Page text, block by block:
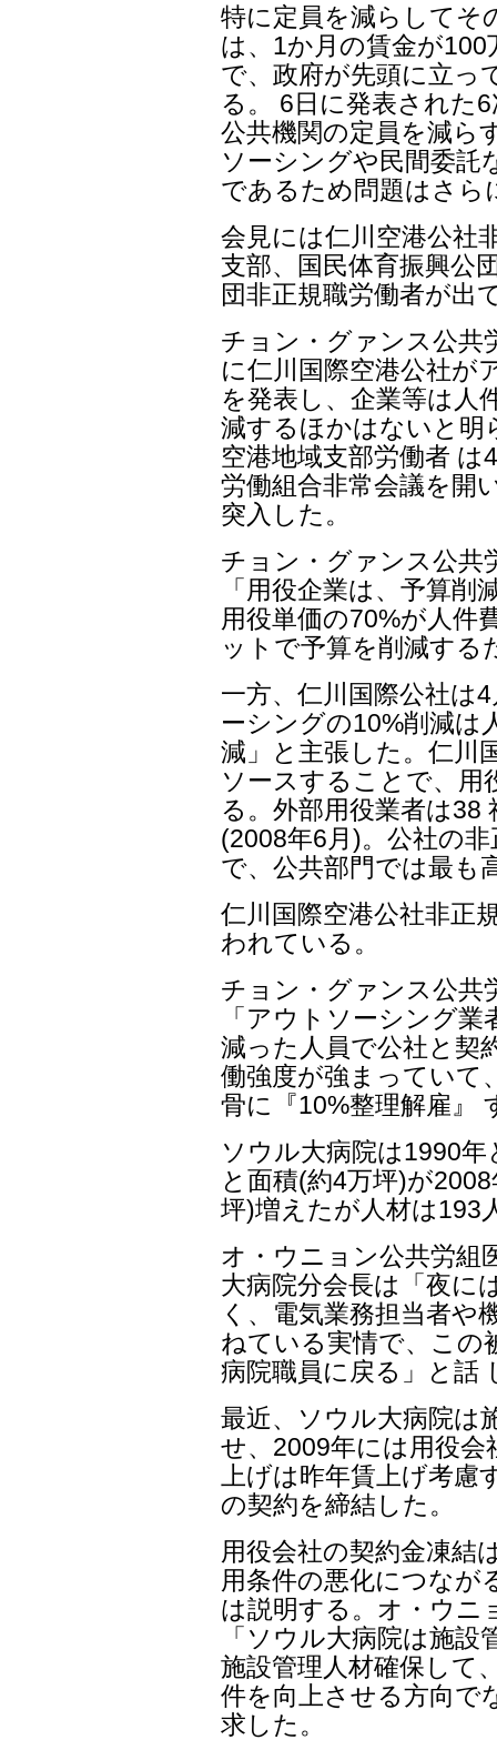
特に定員を減らしてそ
は、1か月の賃金が
で、政府が先頭に立っ
る。 6日に発表された
公共機関の定員を減ら
ソーシングや民間委託
であるため問題はさら
会見には仁川空港公社
支部、国民体育振興公
団非正規職労働者が出
チョン・グァンス公共
に仁川国際空港公社が
を発表し、企業等は人
減するほかはないと明
空港地域支部労働者 は
労働組合非常会議を開
突入した。
チョン・グァンス公共
「用役企業は、予算
用役単価の70%が人件
ットで予算を削減する
一方、仁川国際公社は
ーシングの10%削減は
減」と主張した。仁川
ソースすることで、用
る。外部用役業者は38
(2008年6月)。公社の
で、公共部門では最も
仁川国際空港公社非正
われている。
チョン・グァンス公共
「アウトソーシング
減った人員で公社と契
働強度が強まっていて
骨に『10%整理解雇』
ソウル大病院は1990
と面積(約4万坪)が
坪)増えたが人材は193
オ・ウニョン公共労組
大病院分会長は「夜に
く、電気業務担当者や
ねている実情で、この
病院職員に戻る」と話
最近、ソウル大病院は
せ、2009年には用役会
上げは昨年賃上げ考
の契約を締結した。
用役会社の契約金凍結
用条件の悪化につなが
は説明する。オ・ウニ
「ソウル大病院は施
施設管理人材確保して
件を向上させる方向で
求した。